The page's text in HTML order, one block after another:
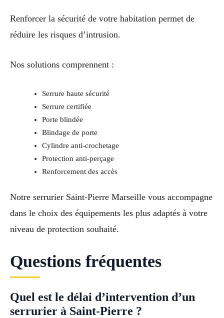
Renforcer la sécurité de votre habitation permet de
réduire les risques d’intrusion.
Nos solutions comprennent :
Serrure haute sécurité
Serrure certifiée
Porte blindée
Blindage de porte
Cylindre anti-crochetage
Protection anti-perçage
Renforcement des accès
Notre serrurier Saint-Pierre Marseille vous accompagne
dans le choix des équipements les plus adaptés à votre
niveau de protection souhaité.
Questions fréquentes
Quel est le délai d’intervention d’un
serrurier à Saint-Pierre ?